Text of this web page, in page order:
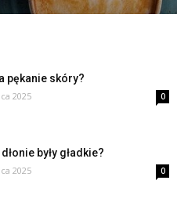
pękanie skóry?
2025 0
były gładkie?
2025 0